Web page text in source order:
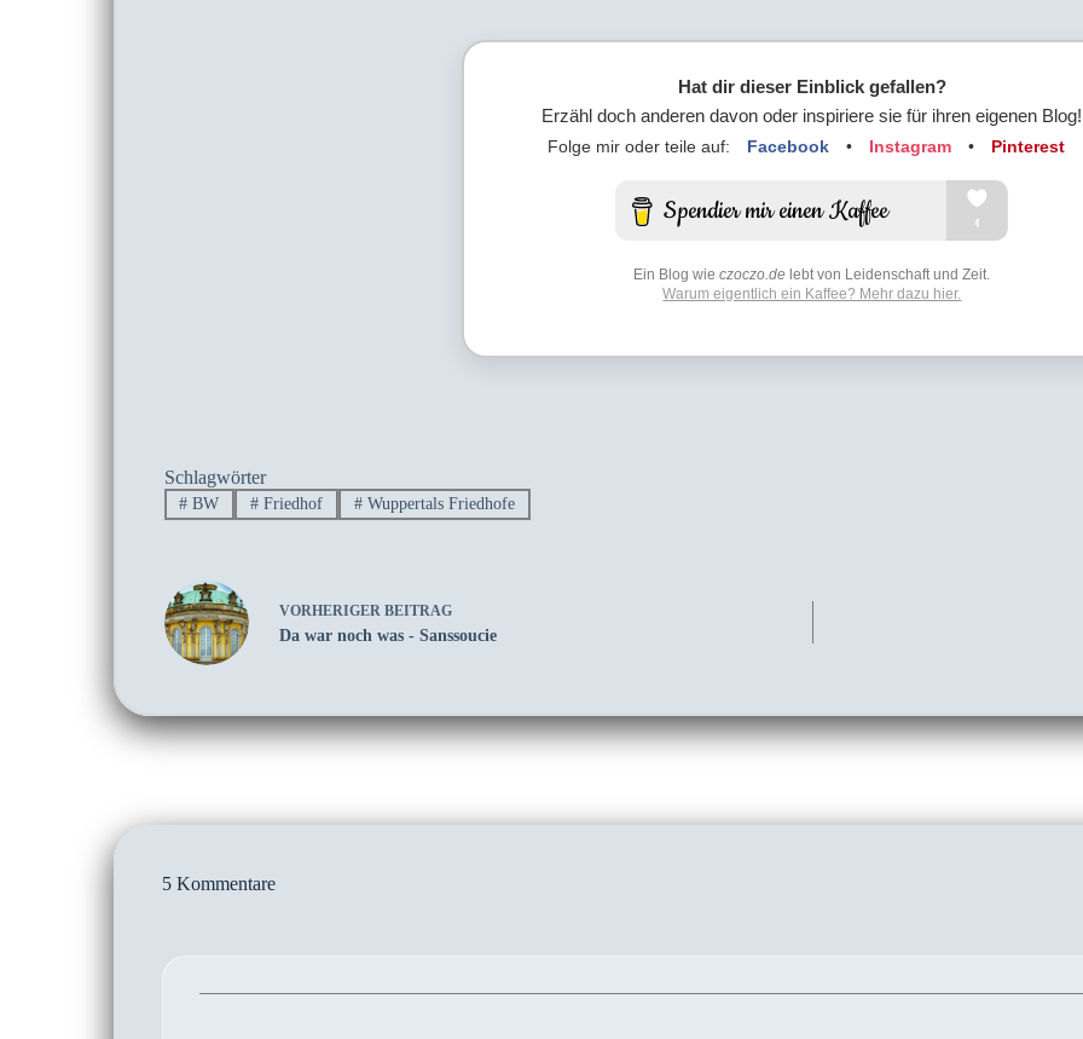
Hat dir dieser Einblick gefallen?
Erzähl doch anderen davon oder inspiriere sie für ihren eigenen Blog!
Folge mir oder teile auf: Facebook • Instagram • Pinterest
Ein Blog wieczoczo.de lebt von Leidenschaft und Zeit.
Warum eigentlich ein Kaffee? Mehr dazu hier.
Schlagwörter
# BW # Friedhof # Wuppertals Friedhofe
VORHERIGER BEITRAG
Da war noch was - Sanssoucie
5 Kommentare